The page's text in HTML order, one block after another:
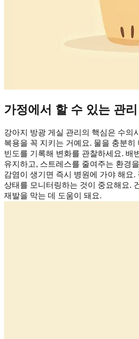
가정에서 할 수 있는 관
강아지 방광 게실 관리의 핵심은 수의
복용을 꼭 지키는 거예요. 물을 충분히
빈도를 기록해 변화를 관찰하세요. 배
유지하고, 스트레스를 줄여주는 환경
감염이 생기면 즉시 병원에 가야 해요.
상태를 모니터링하는 것이 중요해요.
재발을 막는 데 도움이 돼요.